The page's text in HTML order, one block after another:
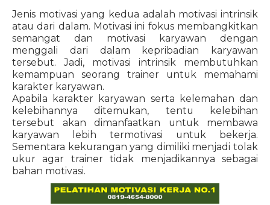
Jenis motivasi yang kedua adalah motivasi intrinsik
atau dari dalam. Motivasi ini fokus membangkitkan
semangat dan motivasi karyawan dengan
menggali dari dalam kepribadian karyawan
tersebut. Jadi, motivasi intrinsik membutuhkan
kemampuan seorang trainer untuk memahami
karakter karyawan.
Apabila karakter karyawan serta kelemahan dan
kelebihannya ditemukan, tentu kelebihan
tersebut akan dimanfaatkan untuk membawa
karyawan lebih termotivasi untuk bekerja.
Sementara kekurangan yang dimiliki menjadi tolak
ukur agar trainer tidak menjadikannya sebagai
bahan motivasi.